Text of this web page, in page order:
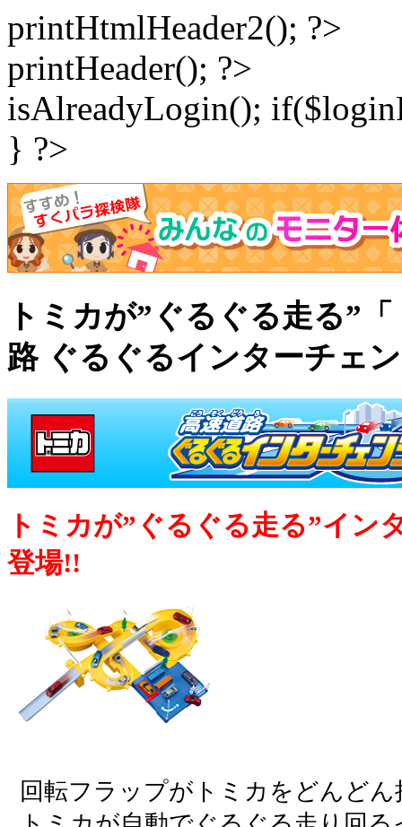
printHtmlHeader2(); ?>
printHeader(); ?>
isAlreadyLogin();
} ?>
トミカが”ぐるぐる走る”
路 ぐるぐるインターチェ
トミカが”ぐるぐる走る”イン
登場!!
回転フラップがトミカをどんどん